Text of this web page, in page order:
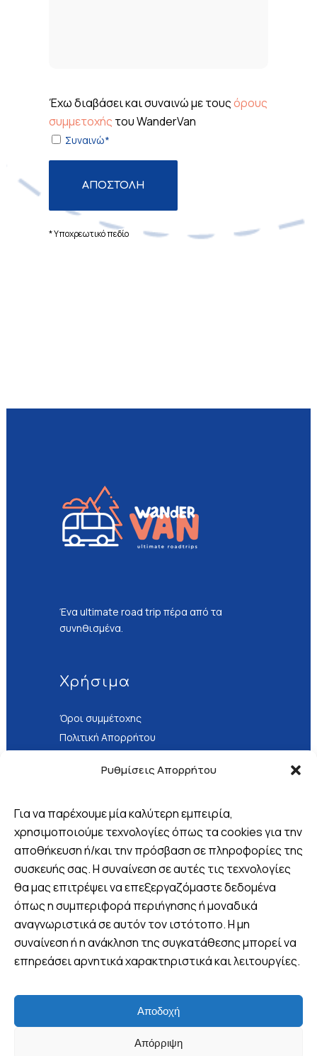
Ρυθμίσεις Απορρήτου
Για να παρέχουμε μία καλύτερη εμπειρία,
χρησιμοποιούμε τεχνολογίες όπως τα cookies για την
αποθήκευση ή/και την πρόσβαση σε πληροφορίες της
συσκευής σας. Η συναίνεση σε αυτές τις τεχνολογίες
θα μας επιτρέψει να επεξεργαζόμαστε δεδομένα
όπως η συμπεριφορά περιήγησης ή μοναδικά
αναγνωριστικά σε αυτόν τον ιστότοπο. Η μη
συναίνεση ή η ανάκληση της συγκατάθεσης μπορεί να
επηρεάσει αρνητικά χαρακτηριστικά και λειτουργίες.
Αποδοχή
Απόρριψη
ΔΉΛΩΣΕ ΣΥΜΜΕΤΟΧΉ +30 69700 47 952
Έχω διαβάσει και συναινώ με τουςόρους
συμμετοχής του WanderVan
Συναινώ*
* Υποχρεωτικό πεδίο
Ένα ultimate road trip πέρα από τα
συνηθισμένα.
Χρήσιμα
Όροι συμμέτοχης
Πολιτική Απορρήτου
Βρείτε μας
Πλ. 25ης Μαρτίου 8, Λουτράκι,
Ελλάδα
+30 6970 047952 (Viber -
WhatsApp)
info@wandervan.gr